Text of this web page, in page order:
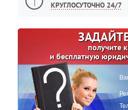
КРУГЛОСУТОЧНО 24/7
получите
и бесплатную